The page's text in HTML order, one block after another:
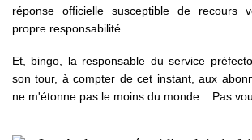
réponse officielle susceptible de recours
propre responsabilité.
Et, bingo, la responsable du service
son tour, à compter de cet instant, aux
ne m'étonne pas le moins du monde... Pas